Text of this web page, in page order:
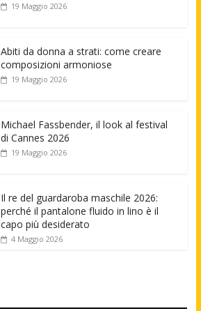
19 Maggio 2026
Abiti da donna a strati: come creare
composizioni armoniose
19 Maggio 2026
Michael Fassbender, il look al festival
di Cannes 2026
19 Maggio 2026
Il re del guardaroba maschile 2026:
perché il pantalone fluido in lino è il
capo più desiderato
4 Maggio 2026